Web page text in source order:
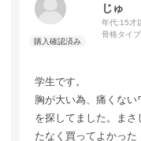
じゅ
年代:15才
骨格タイ
学生です。
胸が大い為、痛くな
を探してました。ま
たなく買ってよかった